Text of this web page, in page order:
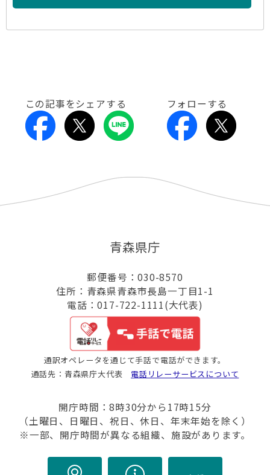
この記事をシェアする フォローする
青森県庁
郵便番号：030-8570
住所：青森県青森市長島一丁目1-1
電話：017-722-1111(大代表)
通訳オペレータを通じて手話で電話ができます。
通話先：青森県庁大代表 電話リレーサービスについて
開庁時間：8時30分から17時15分
（土曜日、日曜日、祝日、休日、年末年始を除く）
※一部、開庁時間が異なる組織、施設があります。